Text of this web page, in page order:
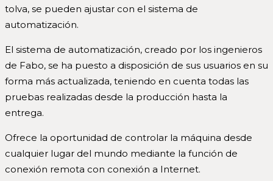
tolva, se pueden ajustar con el sistema de
automatización.
El sistema de automatización, creado por los ingenieros
de Fabo, se ha puesto a disposición de sus usuarios en su
forma más actualizada, teniendo en cuenta todas las
pruebas realizadas desde la producción hasta la
entrega.
Ofrece la oportunidad de controlar la máquina desde
cualquier lugar del mundo mediante la función de
conexión remota con conexión a Internet.